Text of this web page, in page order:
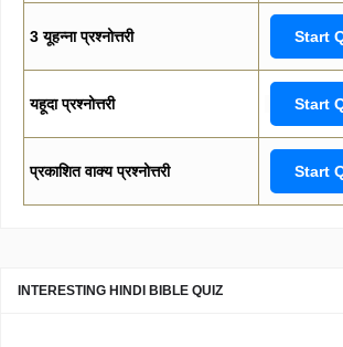
3 यूहन्ना प्रश्नोत्तरी Start
यहूदा प्रश्नोत्तरी Start
प्रकाशित वाक्य प्रश्नोत्तरी Start
INTERESTING HINDI BIBLE QUIZ